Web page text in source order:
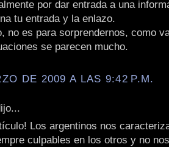
por dar entrada a una
tu entrada y la enlazo.
no es para sorprendernos, como
se parecen mucho.
DE 2009 A LAS 9:42 P.M.
Los argentinos nos
culpables en los otros y no